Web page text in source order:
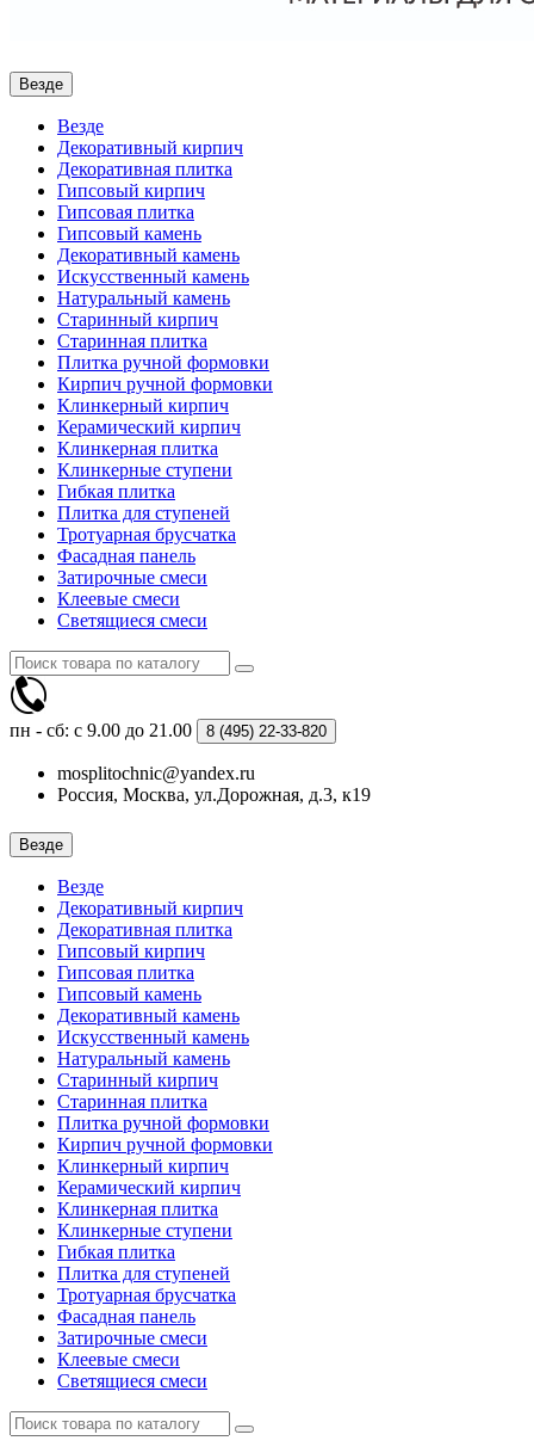
Везде
Везде
Декоративный кирпич
Декоративная плитка
Гипсовый кирпич
Гипсовая плитка
Гипсовый камень
Декоративный камень
Искусственный камень
Натуральный камень
Старинный кирпич
Старинная плитка
Плитка ручной формовки
Кирпич ручной формовки
Клинкерный кирпич
Керамический кирпич
Клинкерная плитка
Клинкерные ступени
Гибкая плитка
Плитка для ступеней
Тротуарная брусчатка
Фасадная панель
Затирочные смеси
Клеевые смеси
Светящиеся смеси
пн - сб: с 9.00 до 21.00 8 (495) 22-33-820
mosplitochnic@yandex.ru
Россия, Москва, ул.Дорожная, д.3, к19
Везде
Везде
Декоративный кирпич
Декоративная плитка
Гипсовый кирпич
Гипсовая плитка
Гипсовый камень
Декоративный камень
Искусственный камень
Натуральный камень
Старинный кирпич
Старинная плитка
Плитка ручной формовки
Кирпич ручной формовки
Клинкерный кирпич
Керамический кирпич
Клинкерная плитка
Клинкерные ступени
Гибкая плитка
Плитка для ступеней
Тротуарная брусчатка
Фасадная панель
Затирочные смеси
Клеевые смеси
Светящиеся смеси